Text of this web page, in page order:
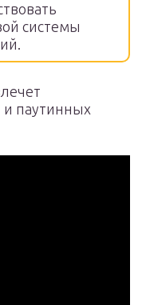
системы
и паутинных